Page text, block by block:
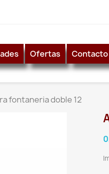
Ofertas Contacto
fontaneria doble 12